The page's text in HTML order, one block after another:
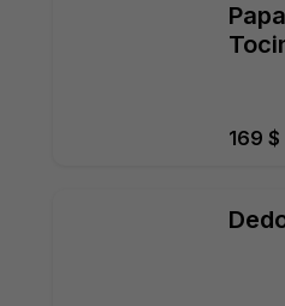
169 $